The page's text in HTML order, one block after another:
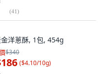
(41)
洋蔥酥, 1包, 454g
$340
($4.10/10g)